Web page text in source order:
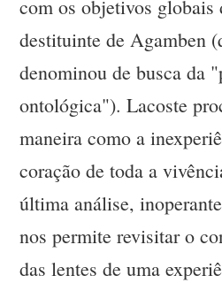
com os objetivos globais
destituinte de Agamben
denominou de busca da
ontológica"). Lacoste
maneira como a
coração de toda a
última análise,
nos permite revisitar o
das lentes de uma